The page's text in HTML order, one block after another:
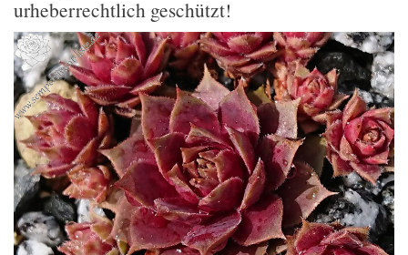
urheberrechtlich geschützt!